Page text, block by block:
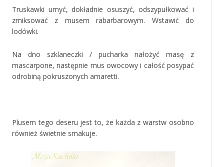
Truskawki umyć, dokładnie osuszyć, odszypułkować i
zmiksować z musem rabarbarowym. Wstawić do
lodówki.
Na dno szklaneczki / pucharka nałożyć masę z
mascarpone, następnie mus owocowy i całość posypać
odrobiną pokruszonych amaretti.
Plusem tego deseru jest to, że każda z warstw osobno
również świetnie smakuje.